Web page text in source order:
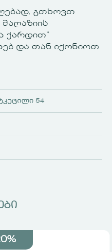
გთხოვთ
ქარდით”
და თან იქონიოთ
54